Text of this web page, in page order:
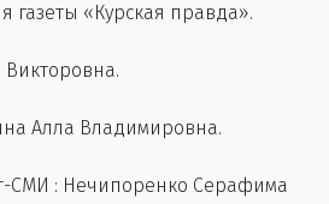
газеты «Курская правда».
Алла Владимировна.
СМИ : Нечипоренко Серафима